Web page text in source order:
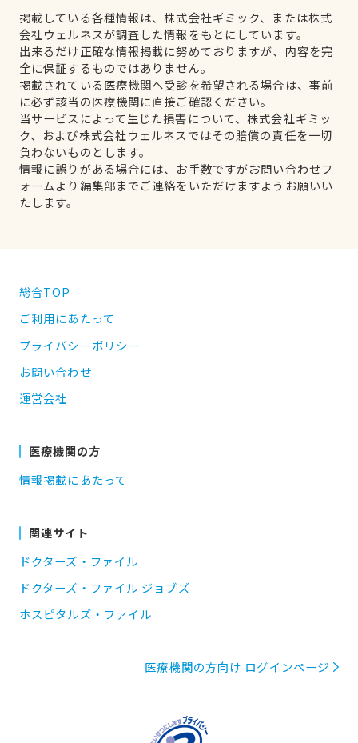
掲載している各種情報は、株式会社ギミック、または株式
会社ウェルネスが調査した情報をもとにしています。
出来るだけ正確な情報掲載に努めておりますが、内容を完
全に保証するものではありません。
掲載されている医療機関へ受診を希望される場合は、事前
に必ず該当の医療機関に直接ご確認ください。
当サービスによって生じた損害について、株式会社ギミッ
ク、および株式会社ウェルネスではその賠償の責任を一切
負わないものとします。
情報に誤りがある場合には、お手数ですがお問い合わせフ
ォームより編集部までご連絡をいただけますようお願いい
たします。
総合TOP
ご利用にあたって
プライバシーポリシー
お問い合わせ
運営会社
医療機関の方
情報掲載にあたって
関連サイト
ドクターズ・ファイル
ドクターズ・ファイル ジョブズ
ホスピタルズ・ファイル
医療機関の方向け ログインページ